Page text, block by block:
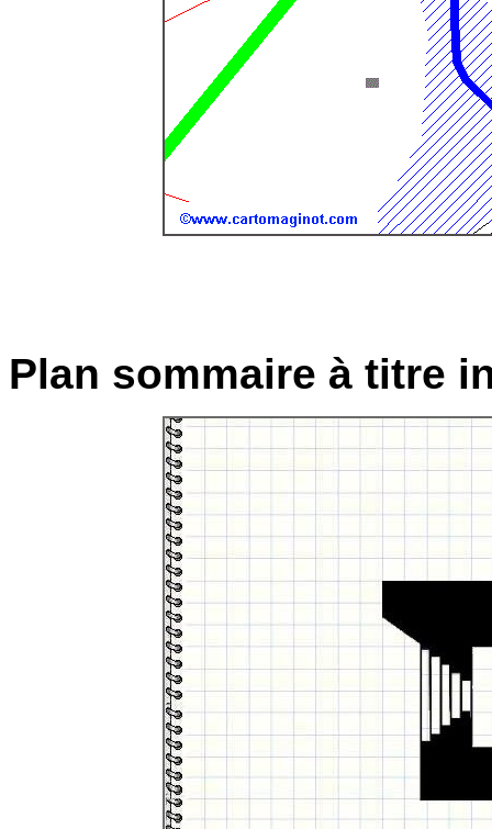
Plan sommaire à titre